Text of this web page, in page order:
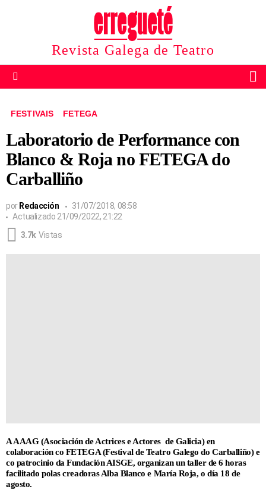
Revista Galega de Teatro
FESTIVAIS FETEGA
Laboratorio de Performance con
Blanco & Roja no FETEGA do
Carballiño
por Redacción
31/07/2018, 08:58
Actualizado 21/09/2022, 21:22
3.7k Vistas
A AAAG (Asociación de Actrices e Actores de Galicia) en
colaboración co FETEGA (Festival de Teatro Galego do Carballiño) e
co patrocinio da Fundación AISGE, organizan un taller de 6 horas
facilitado polas creadoras Alba Blanco e María Roja, o día 18 de
agosto.